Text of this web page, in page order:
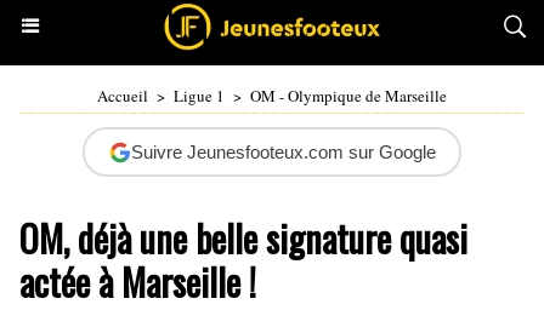
Accueil > Ligue 1 > OM - Olympique de Marseille
Suivre Jeunesfooteux.com sur Google
OM, déjà une belle signature quasi
actée à Marseille !